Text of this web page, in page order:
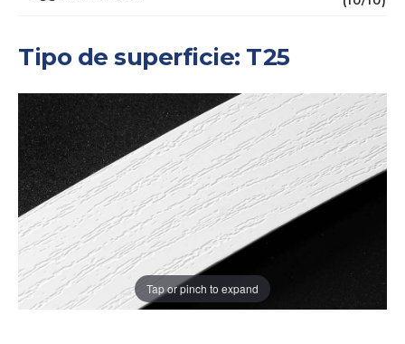
Tipo de superficie: T25
Tap or pinch to expand